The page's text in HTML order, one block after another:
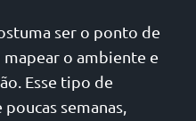
ser o ponto de
mapear o ambiente e
Esse tipo de
semanas,